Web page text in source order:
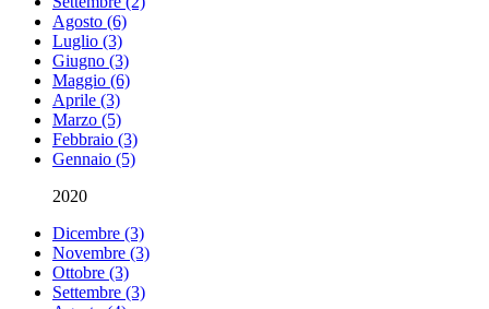
Agosto (6)
Luglio (3)
Giugno (3)
Maggio (6)
Aprile (3)
Marzo (5)
Febbraio (3)
Gennaio (5)
2020
Dicembre (3)
Novembre (3)
Ottobre (3)
Settembre (3)